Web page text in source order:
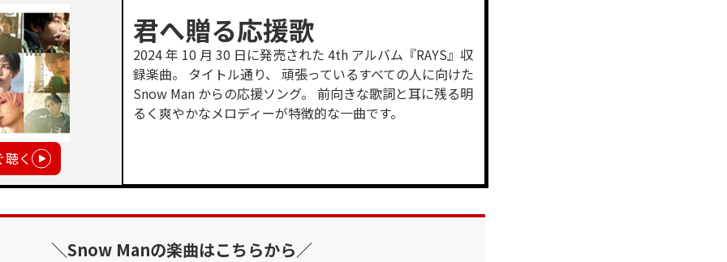
く
君へ贈る応援歌
2024 年 10 月 30 日に発売された 4th アルバム『RAYS』収
録楽曲。 タイトル通り、 頑張っているすべての人に向けた
Snow Man からの応援ソング。 前向きな歌詞と耳に残る明
るく爽やかなメロディーが特徴的な一曲です。
＼Snow Manの楽曲はこちらから／